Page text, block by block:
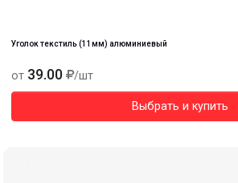
Уголок текстиль (11мм) алюминиевый
от 39.00 /шт
Выбрать и купить